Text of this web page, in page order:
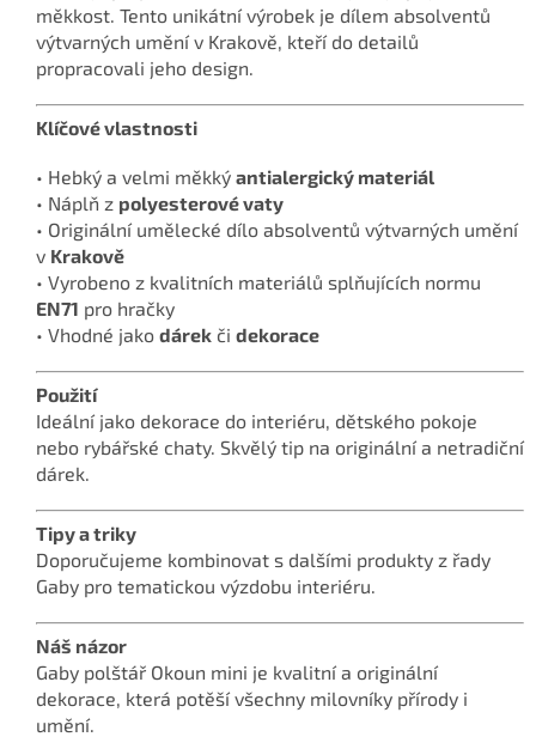
měkkost. Tento unikátní výrobek je dílem absolventů
výtvarných umění v Krakově, kteří do detailů
propracovali jeho design.
Klíčové vlastnosti
• Hebký a velmi měkký antialergický materiál
• Náplň z polyesterové vaty
• Originální umělecké dílo absolventů výtvarných umění
v Krakově
• Vyrobeno z kvalitních materiálů splňujících normu
EN71 pro hračky
• Vhodné jako dárek či dekorace
Použití
Ideální jako dekorace do interiéru, dětského pokoje
nebo rybářské chaty. Skvělý tip na originální a netradiční
dárek.
Tipy a triky
Doporučujeme kombinovat s dalšími produkty z řady
Gaby pro tematickou výzdobu interiéru.
Náš názor
Gaby polštář Okoun mini je kvalitní a originální
dekorace, která potěší všechny milovníky přírody i
umění.